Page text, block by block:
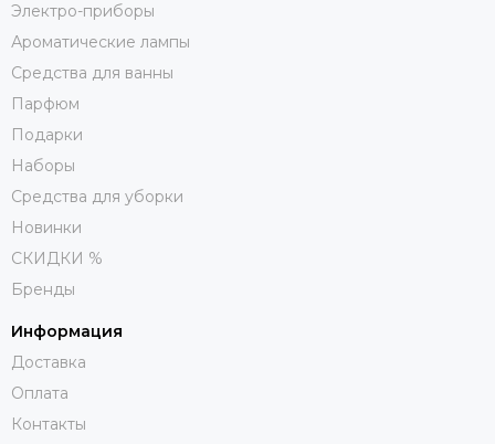
Электро-приборы
Ароматические лампы
Средства для ванны
Парфюм
Подарки
Наборы
Средства для уборки
Новинки
СКИДКИ %
Бренды
Информация
Доставка
Оплата
Контакты